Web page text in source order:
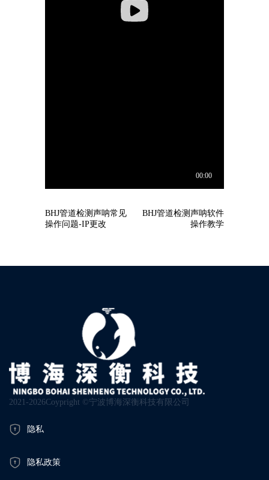
BHJ管道检测声呐常见
操作问题-IP更改
BHJ管道检测声呐软件
操作教学
2021-2026Coypright ©宁波博海深衡科技有限公司
隐私
隐私政策